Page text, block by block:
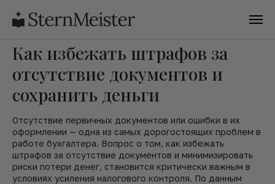
Как избежать штрафов за
отсутствие документов и
сохранить деньги
Отсутствие первичных документов или ошибки в их
оформлении — одна из самых дорогостоящих проблем в
работе бухгалтера. Вопрос о том, как избежать
штрафов за отсутствие документов и минимизировать
риски потери денег, становится критически важным в
условиях усиления налогового контроля. По данным